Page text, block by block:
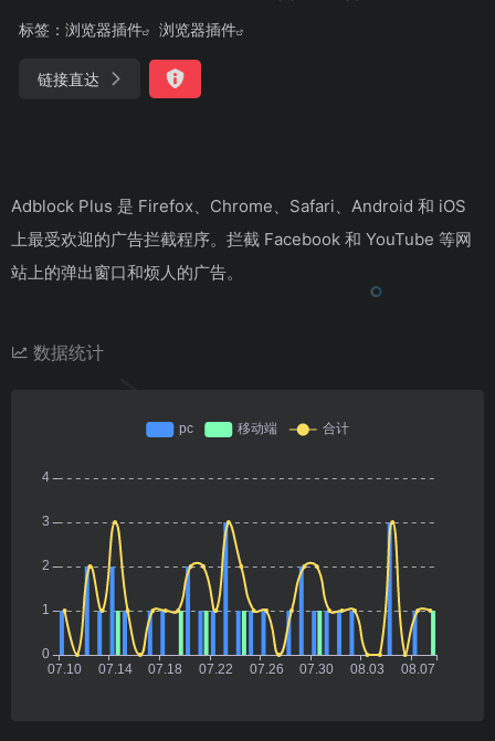
标签： 浏览器插件 浏览器插件
链接直达
Adblock Plus 是 Firefox、Chrome、Safari、Android 和 iOS
上最受欢迎的广告拦截程序。拦截 Facebook 和 YouTube 等网
站上的弹出窗口和烦人的广告。
数据统计